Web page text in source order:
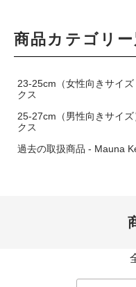
商品カテゴリ
23-25cm（女性向きサイ
クス
25-27cm（男性向きサイ
クス
過去の取扱商品 - Mauna